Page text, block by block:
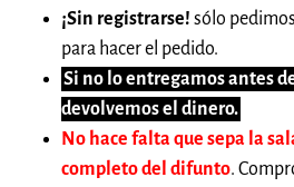
¡Sin registrarse! sólo
para hacer el pedido.
Si no lo entregamos antes
devolvemos el dinero.
No hace falta que sepa la
completo del difunto.